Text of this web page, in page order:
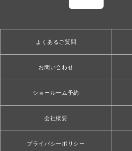
よくあるご質問
お問い合わせ
ショールーム予約
会社概要
プライバシーポリシー